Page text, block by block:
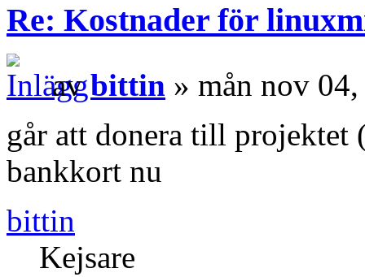
Re: Kostnader för
avbittin » mån nov
går att donera till
bankkort nu
bittin
Kejsare